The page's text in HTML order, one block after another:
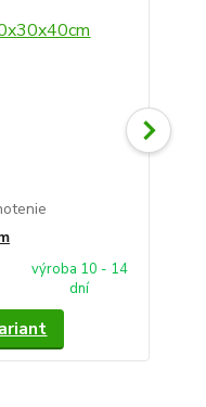
výroba 10 - 14
dní